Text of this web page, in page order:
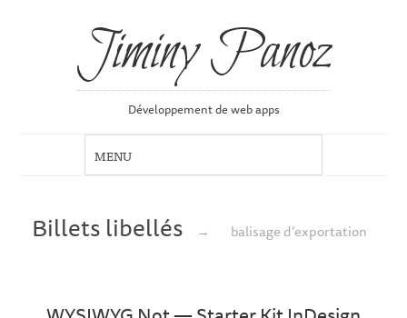
Jiminy Panoz
Développement de web apps
Billets libellés → balisage d’exportation